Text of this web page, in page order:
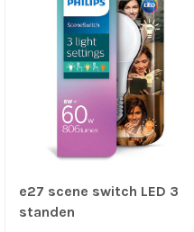
e27 scene switch LED 3
standen